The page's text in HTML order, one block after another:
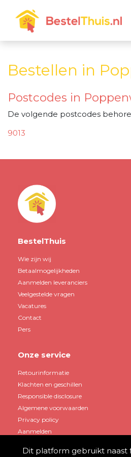
Bestellen in
Postcodes in
De volgende postcodes
9013
BestelThuis
Wie zijn wij
Betaalmogelijkheden
Aanmelden leveranciers
Veelgestelde vragen
Vacatures
Contact
Pers
Onze service
Retourinformatie
Klachten en geschillen
Responsible disclosure
Algemene voorwaarden
Privacy policy
Aanmelden
Dit platform gebruikt naast